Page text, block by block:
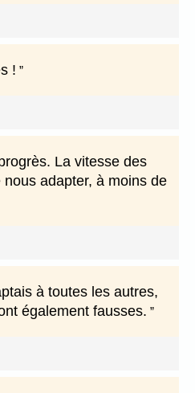
!
La vitesse des
adapter, à moins de
à toutes les autres,
également fausses.